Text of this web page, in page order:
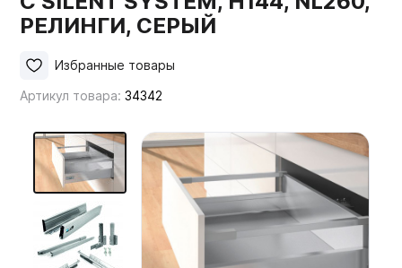
Мой ЭГГЕР
Фасады
Мебельные образцы, каталоги
РЕЛИНГИ, СЕРЫЙ
Артикул товара:34342
Избранные товары